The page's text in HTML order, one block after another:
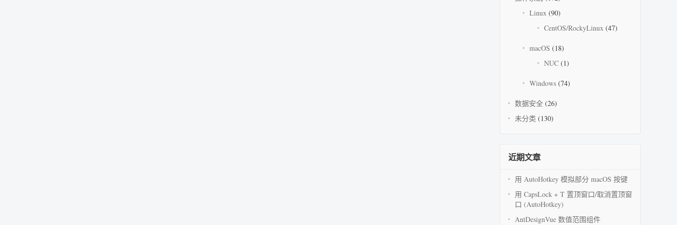
Linux (90)
CentOS/RockyLinux (47)
macOS (18)
NUC (1)
Windows (74)
数据安全 (26)
未分类 (130)
近期文章
用 AutoHotkey 模拟部分 macOS 按键
用 CapsLock + T 置顶窗口/取消置顶窗
口 (AutoHotkey)
AntDesignVue 数值范围组件